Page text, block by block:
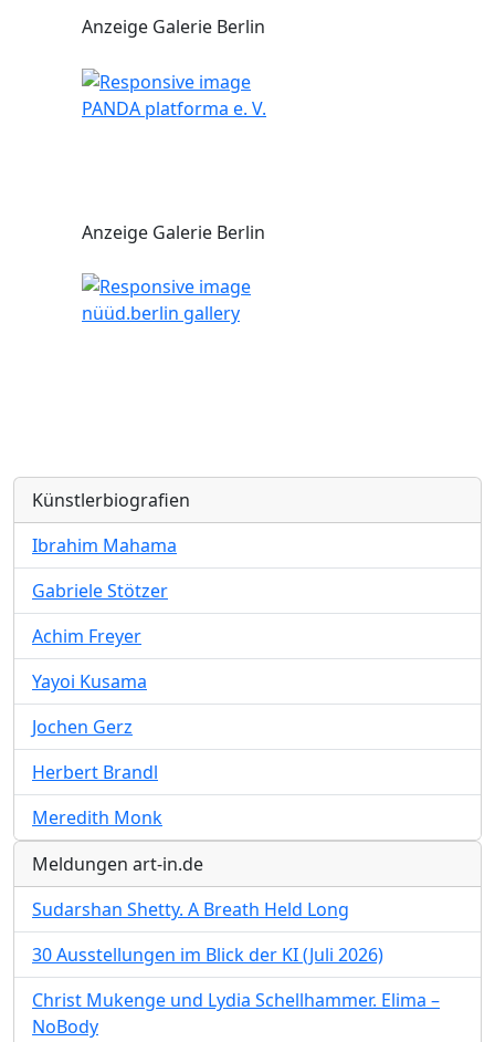
Anzeige Galerie Berlin
PANDA platforma e. V.
Anzeige Galerie Berlin
nüüd.berlin gallery
Künstlerbiografien
Ibrahim Mahama
Gabriele Stötzer
Achim Freyer
Yayoi Kusama
Jochen Gerz
Herbert Brandl
Meredith Monk
Meldungen art-in.de
Sudarshan Shetty. A Breath Held Long
30 Ausstellungen im Blick der KI (Juli 2026)
Christ Mukenge und Lydia Schellhammer. Elima –
NoBody